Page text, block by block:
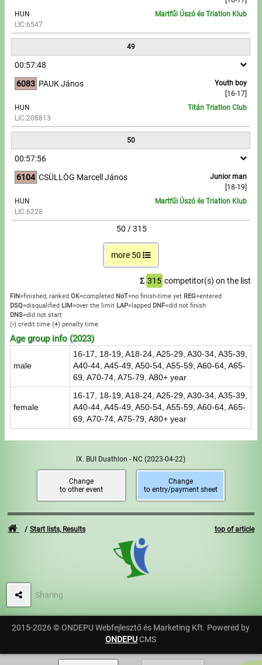
HUN
LIC:6547
Martfűi Úszó és Triatlon Klub
49
00:57:48
6083
Youth boy
[16-17]
PAUK János
HUN
LIC:208813
Titán Triatlon Club
50
00:57:56
6104
Junior man
[18-19]
CSÜLLÖG Marcell János
HUN
LIC:6228
Martfűi Úszó és Triatlon Klub
50 / 315
more 50
Σ 315 competitor(s) on the list
FIN=finished, ranked OK=completed NoT=no finish-time yet REG=entered
DSQ=disqualified LIM=over the limit LAP=lapped DNF=did not finish
DNS=did not start
(-) credit time (+) penalty time
Age group info (2023)
male
16-17, 18-19, A18-24, A25-29, A30-34, A35-39,
A40-44, A45-49, A50-54, A55-59, A60-64, A65-
69, A70-74, A75-79, A80+ year
female
16-17, 18-19, A18-24, A25-29, A30-34, A35-39,
A40-44, A45-49, A50-54, A55-59, A60-64, A65-
69, A70-74, A75-79, A80+ year
IX. BUI Duathlon - NC(2023-04-22)
Change
to other event
Change
to entry/payment sheet
top of article
Start lists, Results
Sharing
2015-2026 © ONDEPU Webfejlesztő és Marketing Kft. Powered by
ONDEPUCMS